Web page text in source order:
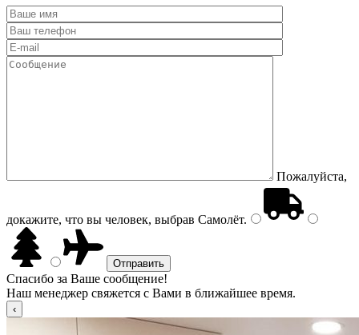
Пожалуйста,
докажите, что вы человек, выбрав Самолёт.
Спасибо за Ваше сообщение!
Наш менеджер свяжется с Вами в ближайшее время.